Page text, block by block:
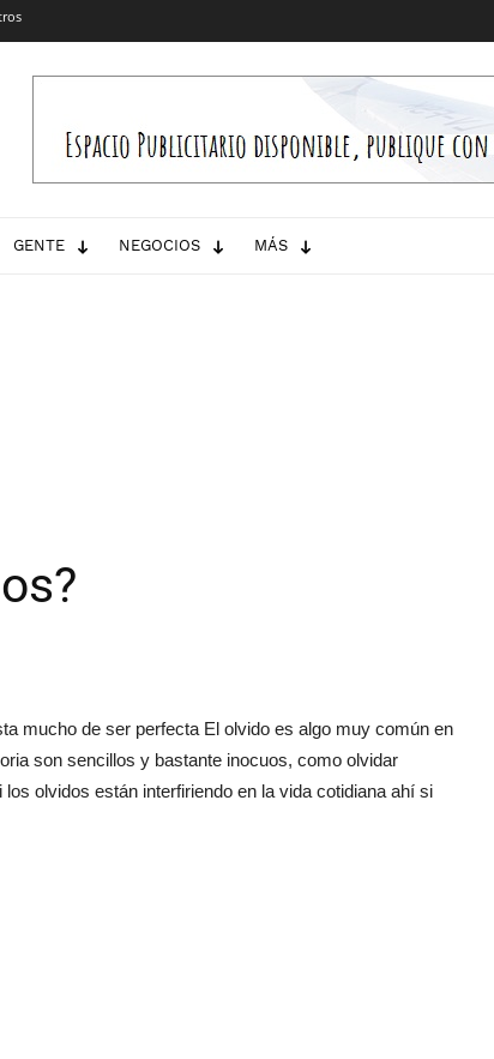
GENTE NEGOCIOS MÁS
mucho de ser perfecta El olvido es algo muy común en
son sencillos y bastante inocuos, como olvidar
olvidos están interfiriendo en la vida cotidiana ahí si